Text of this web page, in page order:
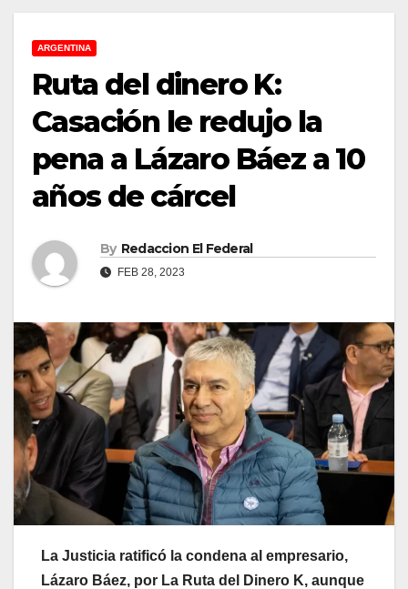
ARGENTINA
Ruta del dinero K:
Casación le redujo la
pena a Lázaro Báez a 10
años de cárcel
By Redaccion El Federal
FEB 28, 2023
La Justicia ratificó la condena al empresario,
Lázaro Báez, por La Ruta del Dinero K, aunque